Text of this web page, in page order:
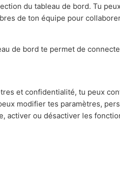
du tableau de bord. Tu
de ton équipe pour
de bord te permet de
et confidentialité, tu peux
modifier tes paramètres,
activer ou désactiver les